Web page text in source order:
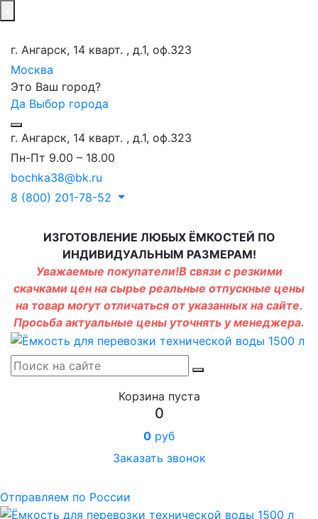
г. Ангарск, 14 кварт. , д.1, оф.323
Москва
Это Ваш город?
Да Выбор города
г. Ангарск, 14 кварт. , д.1, оф.323
Пн-Пт 9.00 – 18.00
bochka38@bk.ru
8 (800) 201-78-52
ИЗГОТОВЛЕНИЕ ЛЮБЫХ ЁМКОСТЕЙ ПО
ИНДИВИДУАЛЬНЫМ РАЗМЕРАМ!
Уважаемые покупатели!В связи с резкими
скачками цен на сырье реальные отпускные цены
на товар могут отличаться от указанных на сайте.
Просьба актуальные цены уточнять у менеджера.
Корзина пуста
0
0 руб
Заказать звонок
Отправляем по России